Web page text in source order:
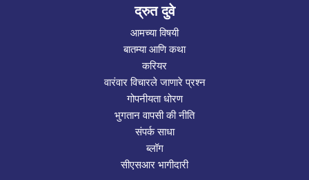
द्रुत दुवे
आमच्या विषयी
बातम्या आणि कथा
करियर
वारंवार विचारले जाणारे प्रश्न
गोपनीयता धोरण
भुगतान वापसी की नीति
संपर्क साधा
ब्लॉग
सीएसआर भागीदारी